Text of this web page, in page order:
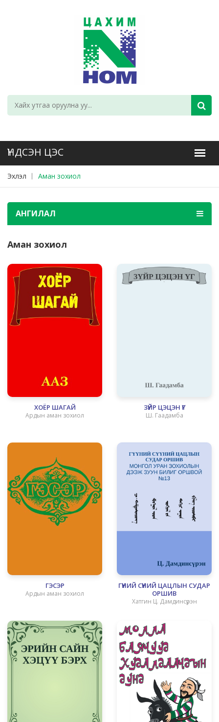
Эхлэл Аман зохиол
АНГИЛАЛ
Аман зохиол
ХОЁР ШАГАЙ
Ардын аман зохиол
ЗҮЙР ЦЭЦЭН ҮГ
Ш. Гаадамба
ГЭСЭР
Ардын аман зохиол
ГҮҮНИЙ СҮҮНИЙ ЦАЦЛЫН СУДАР
ОРШИВ
Хатгин Ц. Дамдинсүрэн